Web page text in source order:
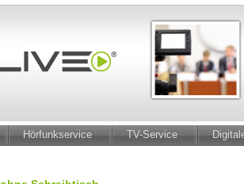
Hörfunkservice TV-Service